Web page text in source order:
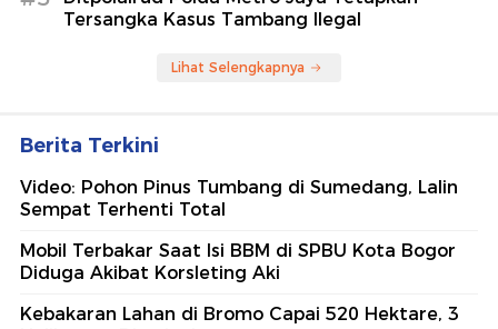
Tersangka Kasus Tambang Ilegal
Lihat Selengkapnya
Berita Terkini
Video: Pohon Pinus Tumbang di Sumedang, Lalin
Sempat Terhenti Total
Mobil Terbakar Saat Isi BBM di SPBU Kota Bogor
Diduga Akibat Korsleting Aki
Kebakaran Lahan di Bromo Capai 520 Hektare, 3